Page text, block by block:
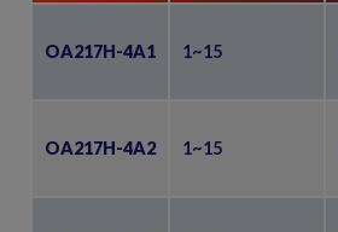
OA217H-4A1 1~15
OA217H-4A2 1~15